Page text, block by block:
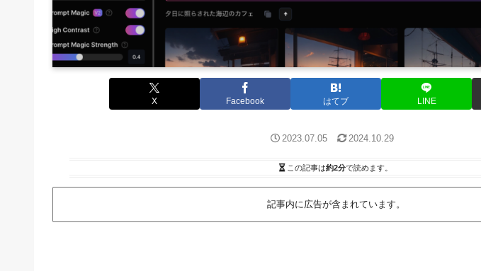
X Facebook はてブ LINE
2023.07.05 2024.10.29
この記事は約2分で読めます。
記事内に広告が含まれています。